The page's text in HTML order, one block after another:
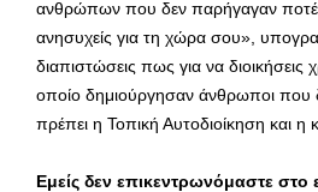
ανθρώπων που δεν παρήγαγαν ποτέ,
ανησυχείς για τη χώρα σου»,
διαπιστώσεις πως για να διοικήσεις
οποίο δημιούργησαν άνθρωποι που
πρέπει η Τοπική Αυτοδιοίκηση και η
Εμείς δεν επικεντρωνόμαστε